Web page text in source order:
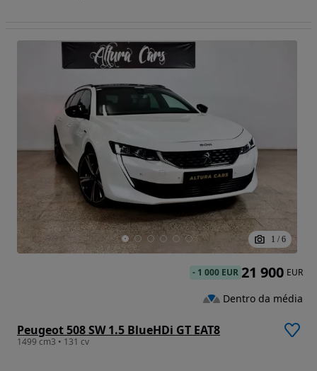
1 / 6
Peugeot 508 SW 1.5 BlueHDi GT EAT8
1499 cm3 • 131 cv
- 1 000 EUR 21 900 EUR
Dentro da média